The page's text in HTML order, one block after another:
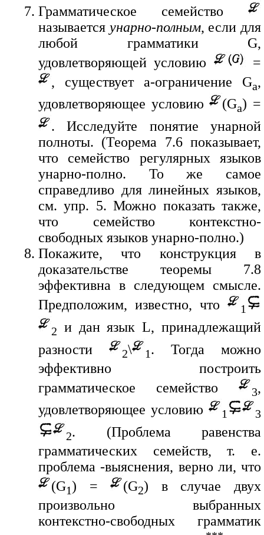
Грамматическое семейство
называется унарно-полным, если для
любой грамматики G,
удовлетворяющей условию
=
, существует a-ограничение Ga,
удовлетворяющее условию
(Ga) =
. Исследуйте понятие унарной
полноты. (Теорема 7.6 показывает,
что семейство регулярных языков
унарно-полно. То же самое
справедливо для линейных языков,
см. упр. 5. Можно показать также,
что семейство контекстно-
свободных языков унарно-полно.)
Покажите, что конструкция в
доказательстве теоремы 7.8
эффективна в следующем смысле.
Предположим, известно, что
1
2 и дан язык L, принадлежащий
разности
2\ 1. Тогда можно
эффективно построить
грамматическое семейство
3,
удовлетворяющее условию
1
3
2. (Проблема равенства
грамматических семейств, т. е.
проблема -выяснения, верно ли, что
(G1) = (G2) в случае двух
произвольно выбранных
контекстно-свободных грамматик